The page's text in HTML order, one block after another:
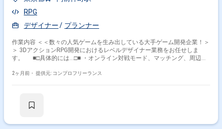
RPG
デザイナー
プランナー
作業内容 ＜＜数々の人気ゲームを生み出している大手ゲーム開発企業！＞
＞ 3DアクションRPG開発におけるレベルデザイナー業務をお任せしま
す。 ■□具体的には…□■ ・オンライン対戦モード、マッチング、周辺仕
の仕様作成 ・ストーリー仕様作成、イベントシーン制作、シナリオ／台詞
計に基づく仕様作成（BAN、通報、ペアレンタルロック、バックオフィ
2ヶ月前・ 提供元: コンプロフリーランス